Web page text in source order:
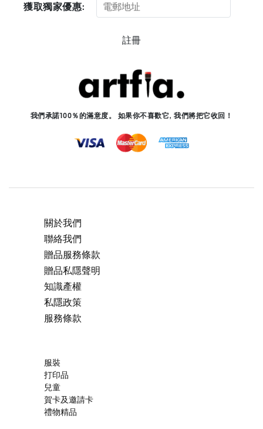
獲取獨家優惠:
註冊
我們承諾100％的滿意度。 如果你不喜歡它, 我們將把它收回！
關於我們
聯絡我們
贈品服務條款
贈品私隱聲明
知識產權
私隱政策
服務條款
服裝
打印品
兒童
賀卡及邀請卡
禮物精品